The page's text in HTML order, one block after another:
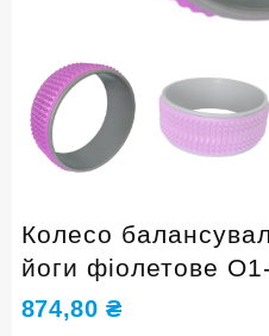
Колесо
йоги фіолетове
874,80₴